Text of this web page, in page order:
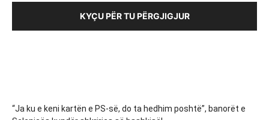
KYÇU PËR TU PËRGJIGJUR
“Ja ku e keni kartën e PS-së, do ta hedhim poshtë”, banorët e